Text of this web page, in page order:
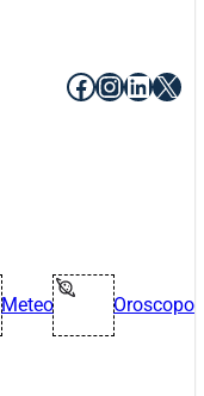
Facebook
X
Meteo Oroscopo